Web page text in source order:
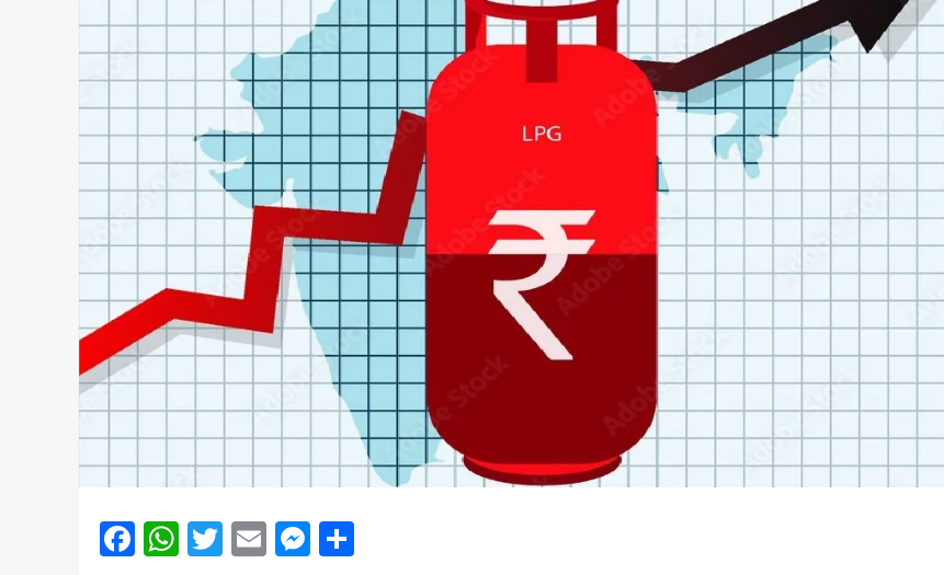
Facebook
WhatsApp
Twitter
EmailMessenger